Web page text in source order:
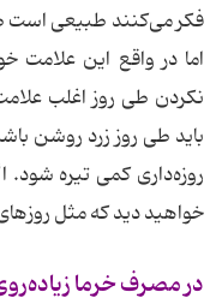
فکر می‌کنند طبیعی است طی
اما در واقع این علامت
نکردن طی روز اغلب
باید طی روز زرد روشن
روزه‌داری کمی تیره شود.
خواهید دید که مثل
در مصرف خرما